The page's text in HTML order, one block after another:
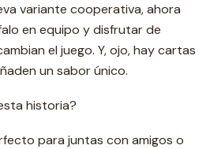
variante cooperativa, ahora
en equipo y disfrutar de
el juego. Y, ojo, hay cartas
un sabor único.
historia?
para juntas con amigos o